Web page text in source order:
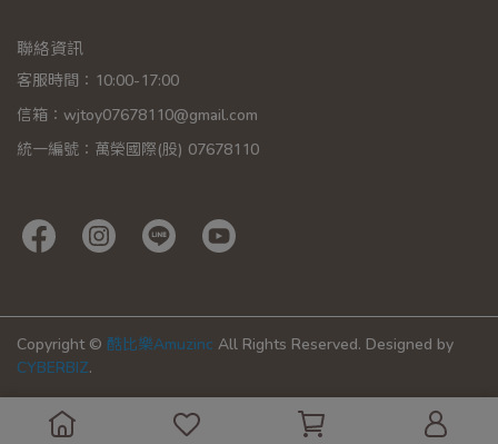
聯絡資訊
客服時間：10:00-17:00
信箱：wjtoy07678110@gmail.com
統一編號：萬榮國際(股) 07678110
Copyright © 酷比樂Amuzinc All Rights Reserved. Designed by
CYBERBIZ.